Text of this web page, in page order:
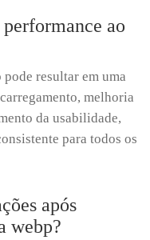
ao
resultar em uma
melhoria
da usabilidade,
para todos os
após
webp?